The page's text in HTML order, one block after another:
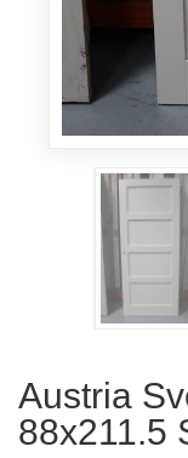
Austria
88x211.5